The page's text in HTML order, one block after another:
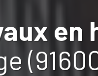
en